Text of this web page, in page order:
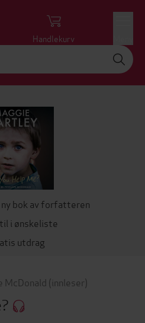
Handlekurv
ny bok av forfatteren
i ønskeliste
utdrag
McDonald (innleser)